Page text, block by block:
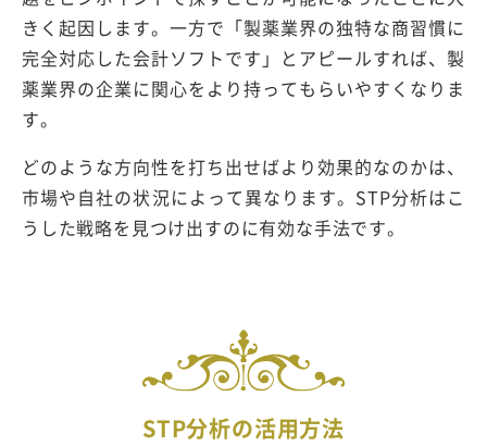
きく起因します。一方で「製薬業界の独特な商習慣に
完全対応した会計ソフトです」とアピールすれば、製
薬業界の企業に関心をより持ってもらいやすくなりま
す。
どのような方向性を打ち出せばより効果的なのかは、
市場や自社の状況によって異なります。STP分析はこ
うした戦略を見つけ出すのに有効な手法です。
STP分析の活用方法